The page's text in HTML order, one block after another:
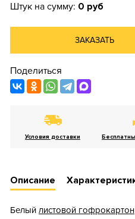
Штук на сумму: 0 руб
ЗАКАЗАТЬ
Поделиться
Условия доставки
Описание
Белый листовой гофрокартон